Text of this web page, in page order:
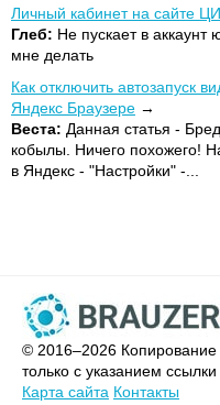
Личный кабинет на сайте
Глеб: Не пускает в аккаунт
мне делать
Как отключить автозапуск
Яндекс Браузере
Веста: Данная статья -
кобылы. Ничего похожего!
в Яндекс - "Настройки" -...
© 2016–2026
только с указанием
Карта сайта Контакты